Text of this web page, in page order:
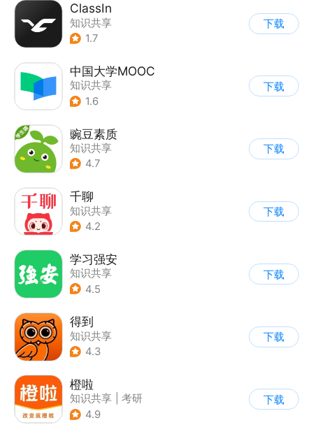
ClassIn
知识共享
1.7
下载
中国大学MOOC
知识共享
1.6
下载
豌豆素质
知识共享
4.7
下载
千聊
知识共享
4.2
下载
学习强安
知识共享
4.5
下载
得到
知识共享
4.3
下载
橙啦
知识共享
考研
4.9
下载